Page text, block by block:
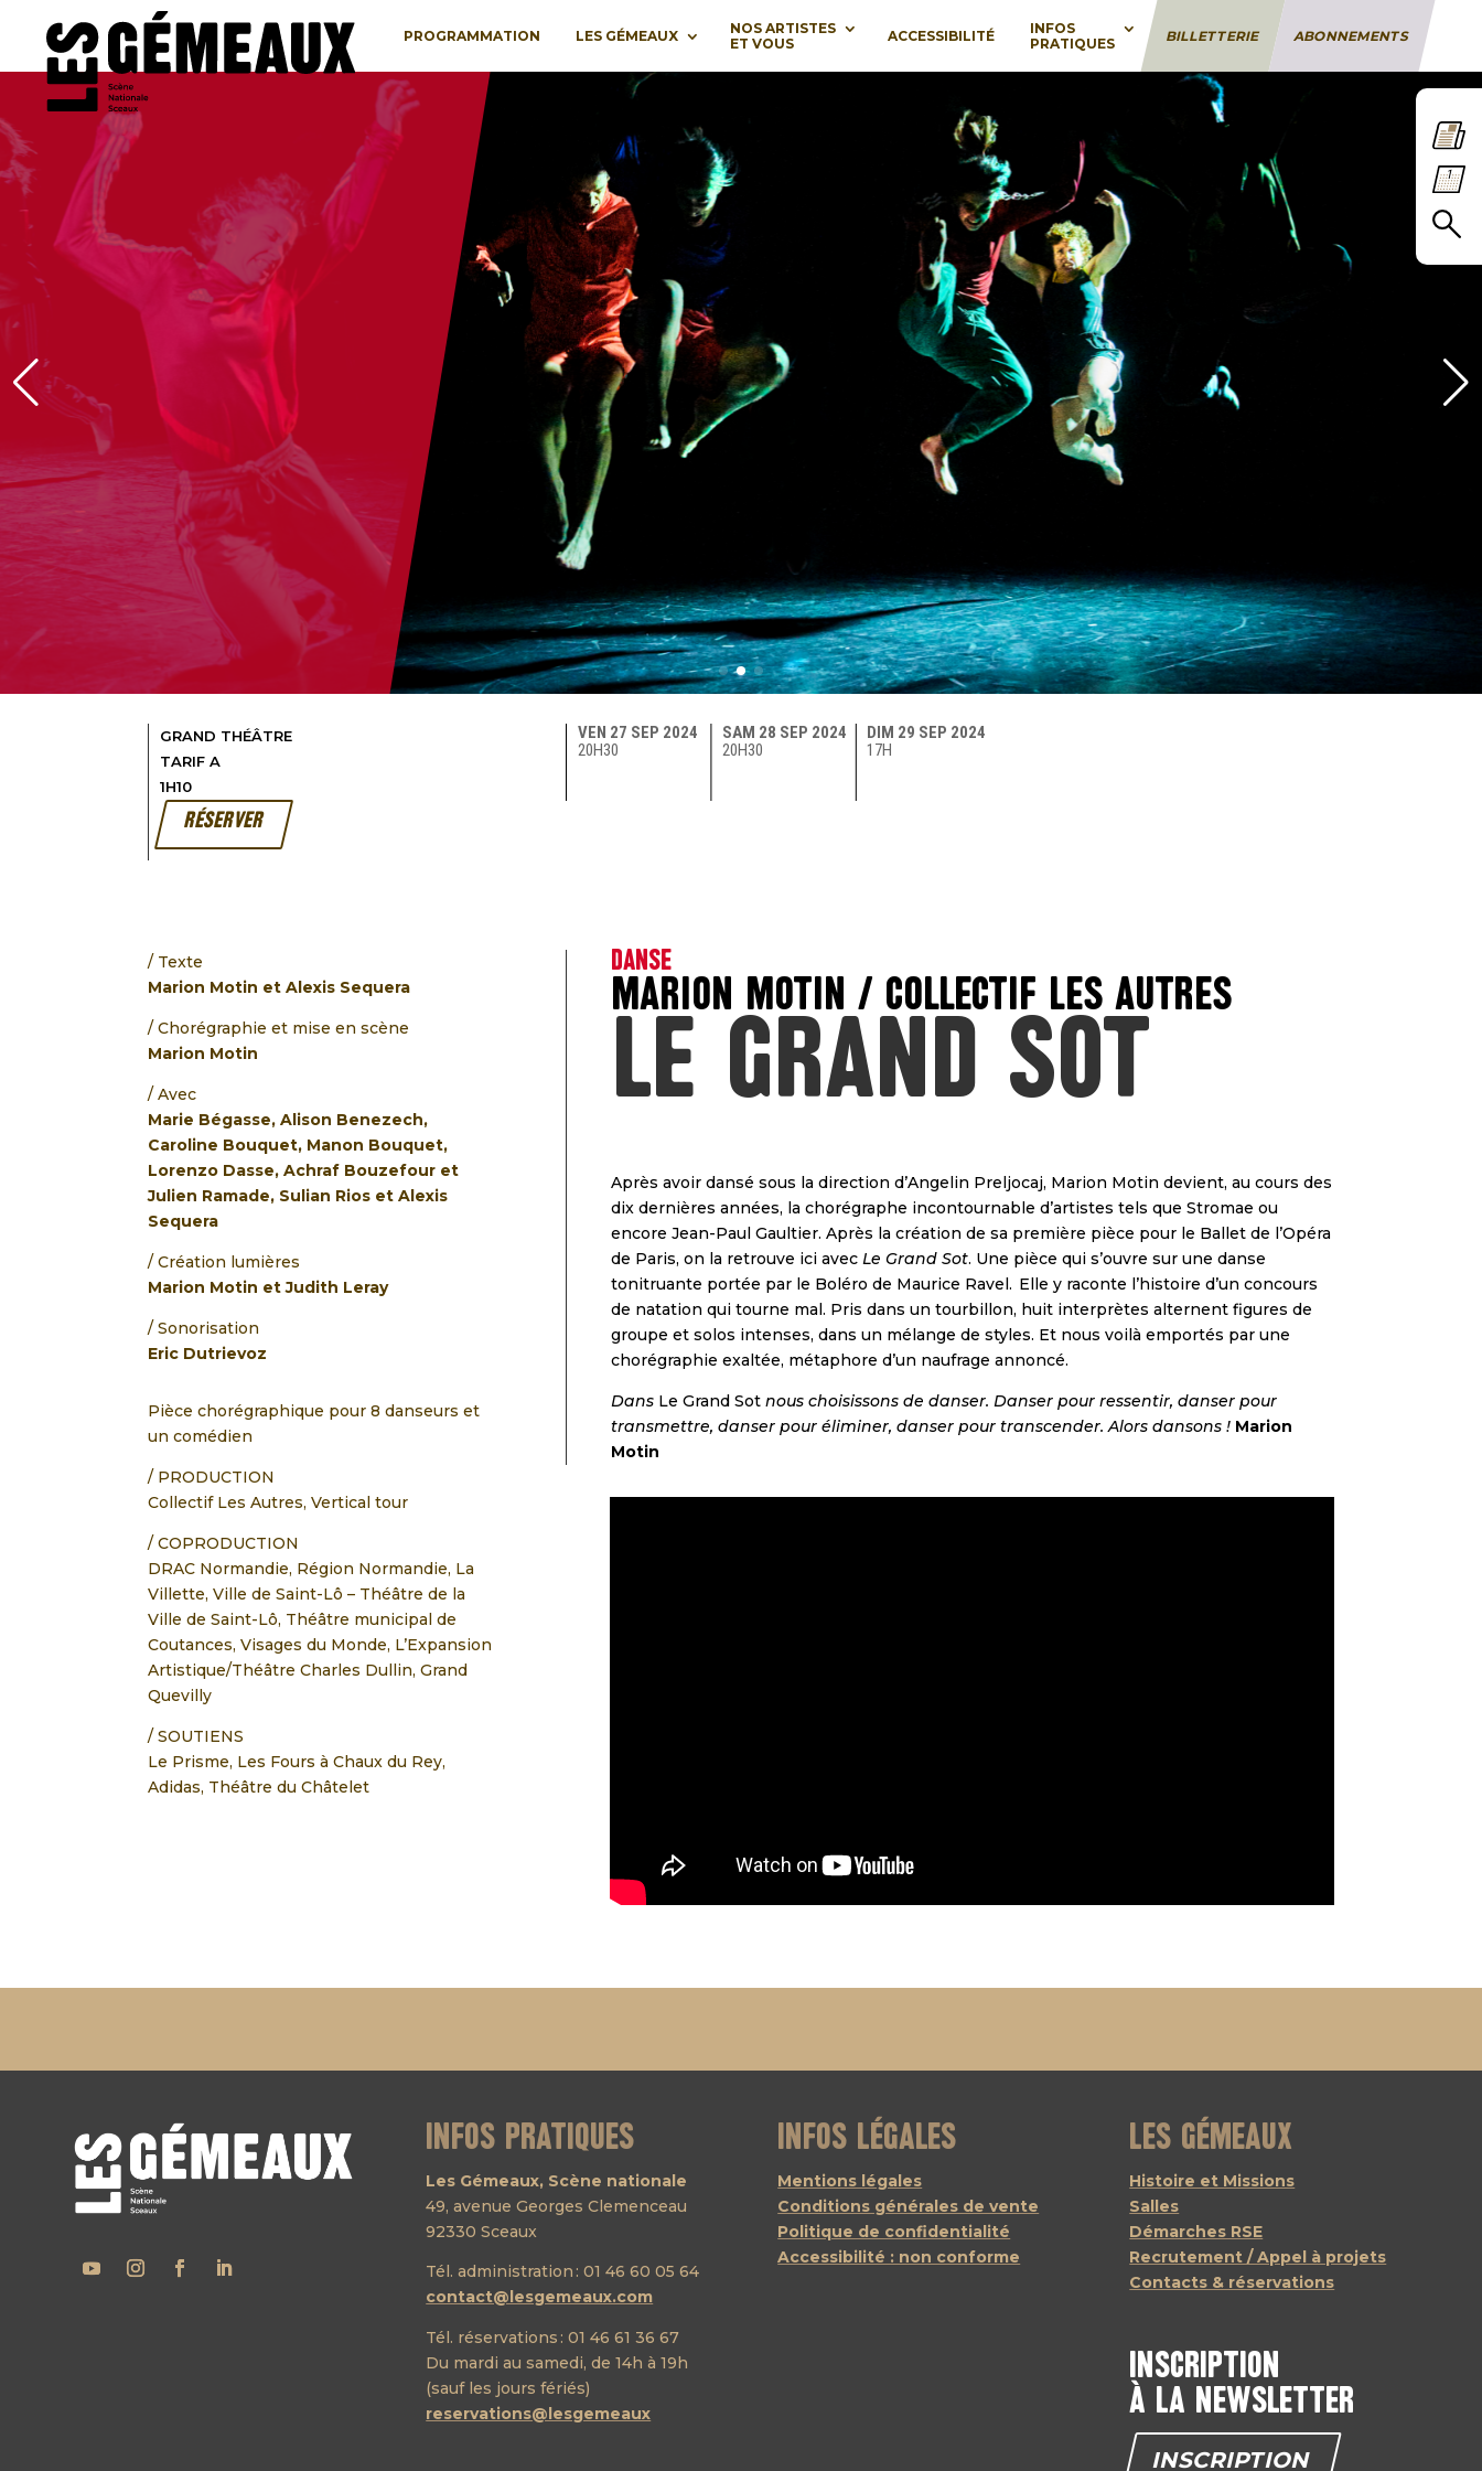
PROGRAMMATION LES GÉMEAUX
NOS ARTISTES
ET VOUS
ACCESSIBILITÉ
INFOS
PRATIQUES
BILLETTERIE ABONNEMENTS
GRAND THÉÂTRE
TARIF A
1H10
VEN 27 SEP 2024
20H30
SAM 28 SEP 2024
20H30
DIM 29 SEP 2024
17H
RÉSERVER
Texte
Marion Motin et Alexis Sequera
Chorégraphie et mise en scène
Marion Motin
Avec
Marie Bégasse, Alison Benezech,
Caroline Bouquet, Manon Bouquet,
Lorenzo Dasse, Achraf Bouzefour et
Julien Ramade, Sulian Rios et Alexis
Sequera
Création lumières
Marion Motin et Judith Leray
Sonorisation
Eric Dutrievoz
Pièce chorégraphique pour 8 danseurs et
un comédien
/ PRODUCTION
Collectif Les Autres, Vertical tour
/ COPRODUCTION
DRAC Normandie, Région Normandie, La
Villette, Ville de Saint-Lô – Théâtre de la
Ville de Saint-Lô, Théâtre municipal de
Coutances, Visages du Monde, L’Expansion
Artistique/Théâtre Charles Dullin, Grand
Quevilly
/ SOUTIENS
Le Prisme, Les Fours à Chaux du Rey,
Adidas, Théâtre du Châtelet
DANSE
Marion Motin / Collectif Les Autres
Le Grand Sot
Après avoir dansé sous la direction d’Angelin Preljocaj, Marion Motin devient, au cours des
dix dernières années, la chorégraphe incontournable d’artistes tels que Stromae ou
encore Jean-Paul Gaultier. Après la création de sa première pièce pour le Ballet de l’Opéra
de Paris, on la retrouve ici avec Le Grand Sot. Une pièce qui s’ouvre sur une danse
tonitruante portée par le Boléro de Maurice Ravel. Elle y raconte l’histoire d’un concours
de natation qui tourne mal. Pris dans un tourbillon, huit interprètes alternent figures de
groupe et solos intenses, dans un mélange de styles. Et nous voilà emportés par une
chorégraphie exaltée, métaphore d’un naufrage annoncé.
Dans Le Grand Sotnous choisissons de danser. Danser pour ressentir, danser pour
transmettre, danser pour éliminer, danser pour transcender. Alors dansons ! Marion
Motin
Infos pratiques
Les Gémeaux, Scène nationale
49, avenue Georges Clemenceau
92330 Sceaux
Tél. administration : 01 46 60 05 64
contact@lesgemeaux.com
Tél. réservations : 01 46 61 36 67
Du mardi au samedi, de 14h à 19h
(sauf les jours fériés)
reservations@lesgemeaux
Infos légales
Mentions légales
Conditions générales de vente
Politique de confidentialité
Accessibilité : non conforme
Les Gémeaux
Histoire et Missions
Salles
Démarches RSE
Recrutement / Appel à projets
Contacts & réservations
Inscription
à la newsletter
INSCRIPTION